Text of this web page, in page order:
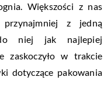
Większości z nas
z jedną
niej jak najlepiej
zaskoczyło w trakcie
dotyczące pakowania